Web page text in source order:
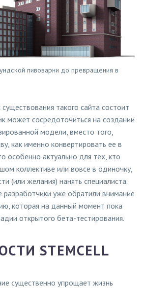
пивоварни до превращения в
такого сайта состоит
может сосредоточиться на создании
модели, вместо того,
как именно конвертировать ее в
особенно актуально для тех, кто
коллективе или вовсе в одиночку,
(или желания) нанять специалиста.
разработчики уже обратили внимание
которая на данный момент пока
открытого бета-тестирования.
STEMCELL
существенно упрощает жизнь